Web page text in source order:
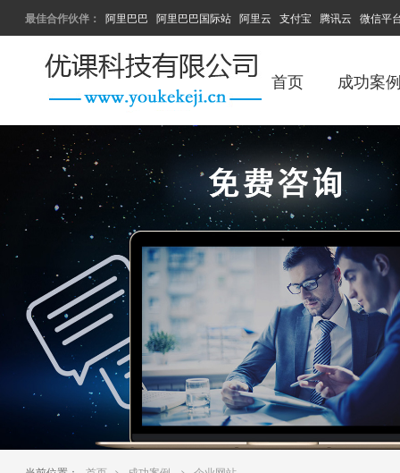
最佳合作伙伴： 阿里巴巴 阿里巴巴国际站 阿里云 支付宝 腾讯云 微信平
首页 成功案
大数据AI营销